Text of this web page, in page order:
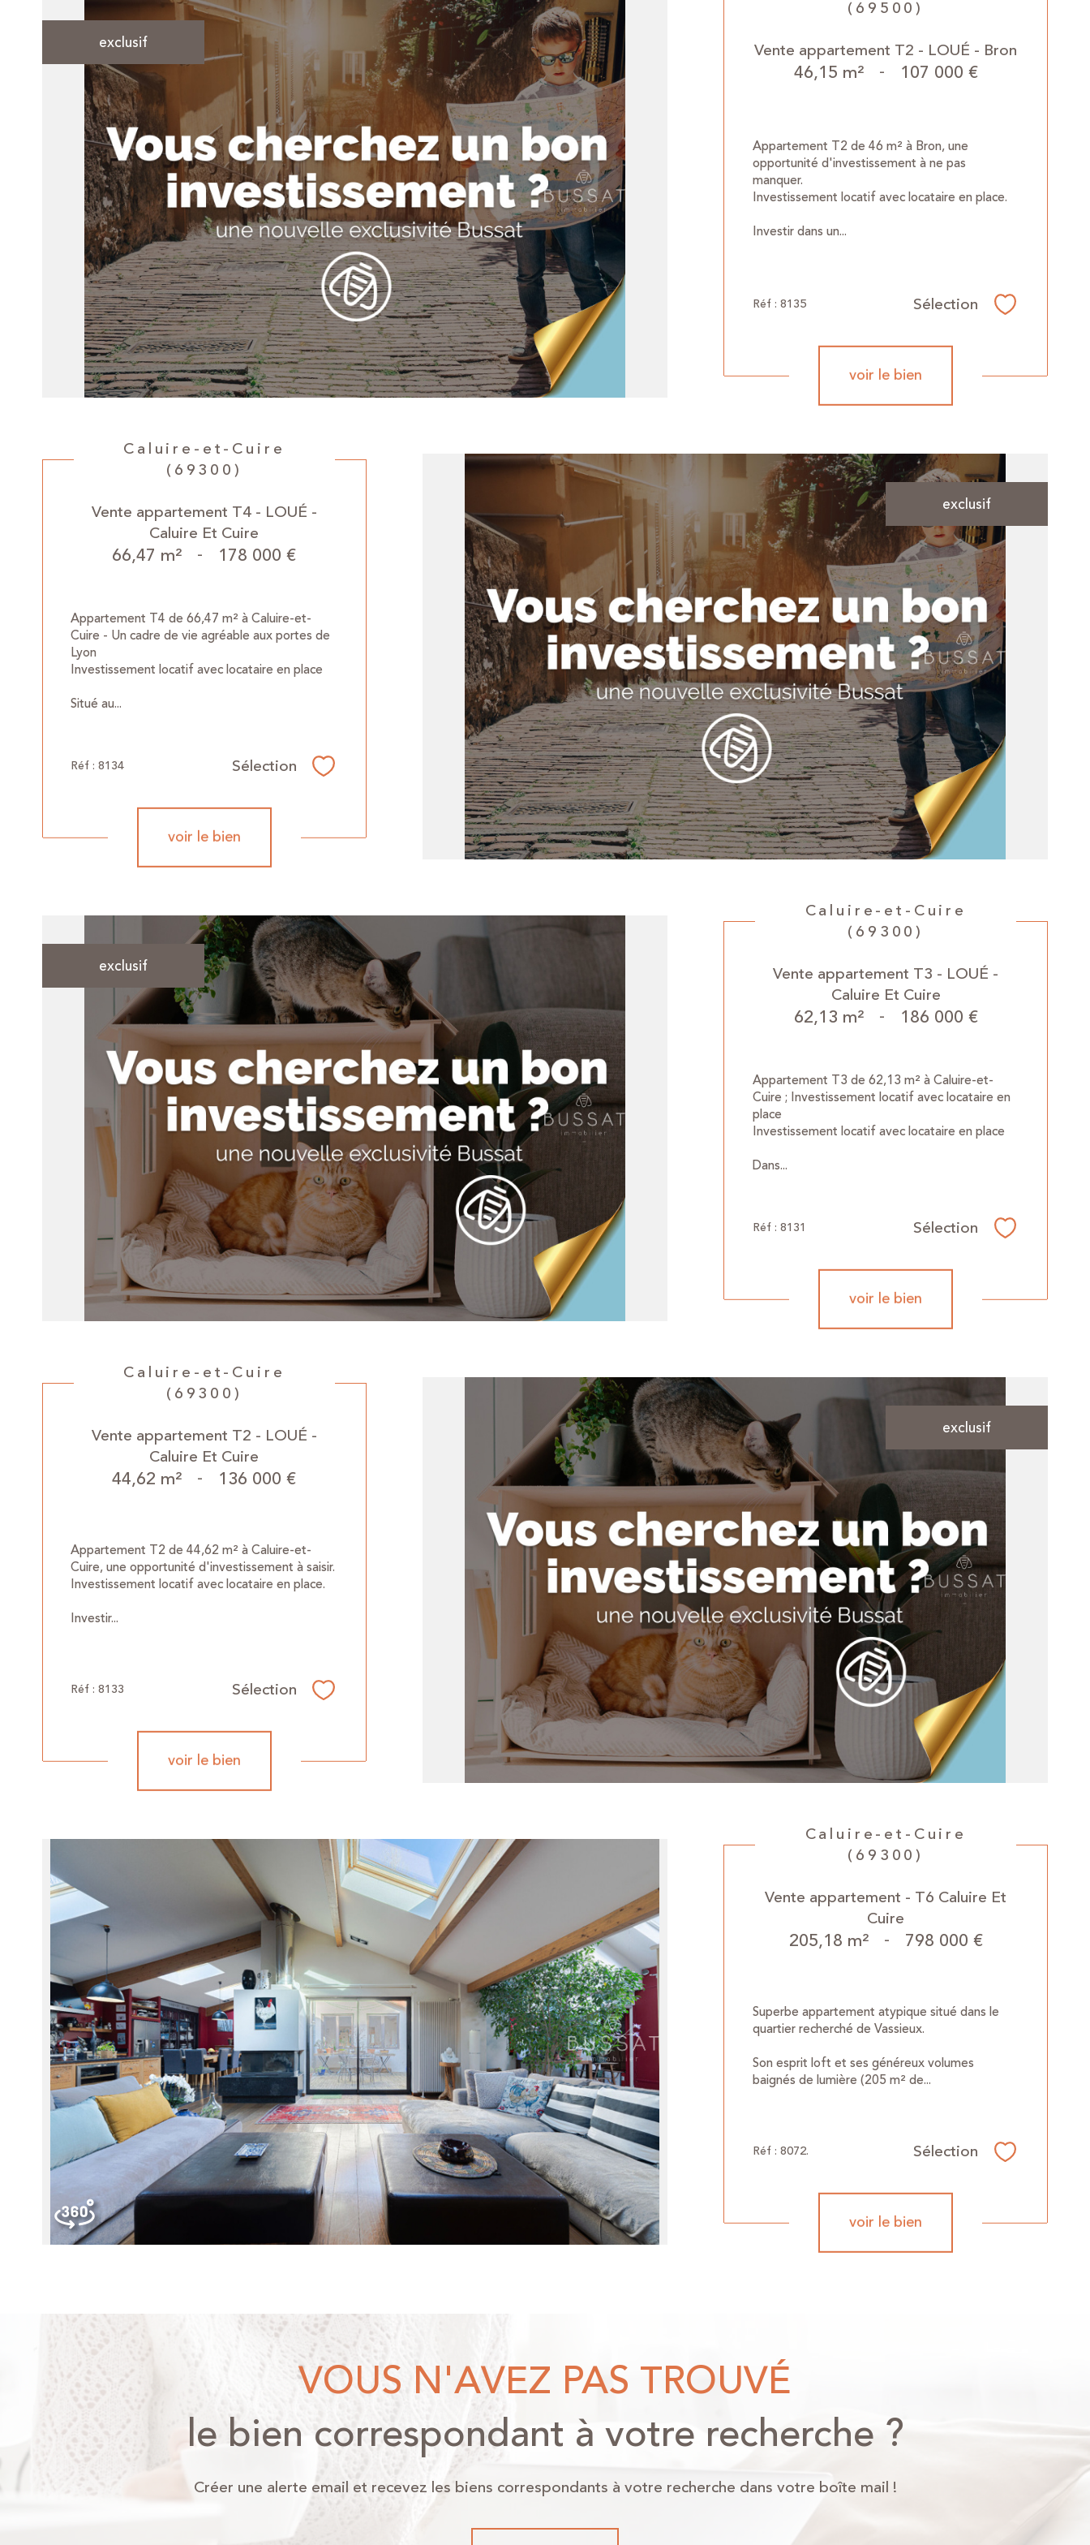
exclusif
(69500)
Vente appartement T2 - LOUÉ - Bron
46,15 m² - 107 000 €
Appartement T2 de 46 m² à Bron, une
opportunité d'investissement à ne pas
manquer.
Investissement locatif avec locataire en place.
Investir dans un...
Réf : 8135 Sélection Sélectionner
voir le bien
exclusif
Caluire-et-Cuire
(69300)
Vente appartement T4 - LOUÉ -
Caluire Et Cuire
66,47 m² - 178 000 €
Appartement T4 de 66,47 m² à Caluire-et-
Cuire - Un cadre de vie agréable aux portes de
Lyon
Investissement locatif avec locataire en place
Situé au...
Réf : 8134 Sélection Sélectionner
voir le bien
exclusif
Caluire-et-Cuire
(69300)
Vente appartement T3 - LOUÉ -
Caluire Et Cuire
62,13 m² - 186 000 €
Appartement T3 de 62,13 m² à Caluire-et-
Cuire ; Investissement locatif avec locataire en
place
Investissement locatif avec locataire en place
Dans...
Réf : 8131 Sélection Sélectionner
voir le bien
exclusif
Caluire-et-Cuire
(69300)
Vente appartement T2 - LOUÉ -
Caluire Et Cuire
44,62 m² - 136 000 €
Appartement T2 de 44,62 m² à Caluire-et-
Cuire, une opportunité d'investissement à saisir.
Investissement locatif avec locataire en place.
Investir...
Réf : 8133 Sélection Sélectionner
voir le bien
Caluire-et-Cuire
(69300)
Vente appartement - T6 Caluire Et
Cuire
205,18 m² - 798 000 €
Superbe appartement atypique situé dans le
quartier recherché de Vassieux.
Son esprit loft et ses généreux volumes
baignés de lumière (205 m² de...
Réf : 8072. Sélection Sélectionner
voir le bien
VOUS N'AVEZ PAS TROUVÉ
le bien correspondant à votre recherche ?
Créer une alerte email et recevez les biens correspondants à votre recherche dans votre boîte mail !